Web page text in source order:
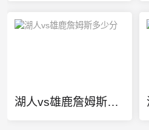
湖人vs雄鹿詹姆斯多少分